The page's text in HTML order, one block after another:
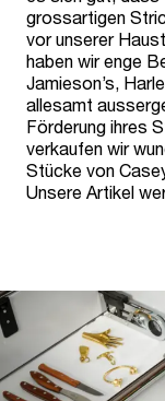
grossartigen
vor unserer
haben wir enge
Jamieson’s,
allesamt
Förderung ihres
verkaufen wir
Stücke von
Unsere Artikel